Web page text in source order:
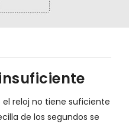
reloj no tiene suficiente
de los segundos se